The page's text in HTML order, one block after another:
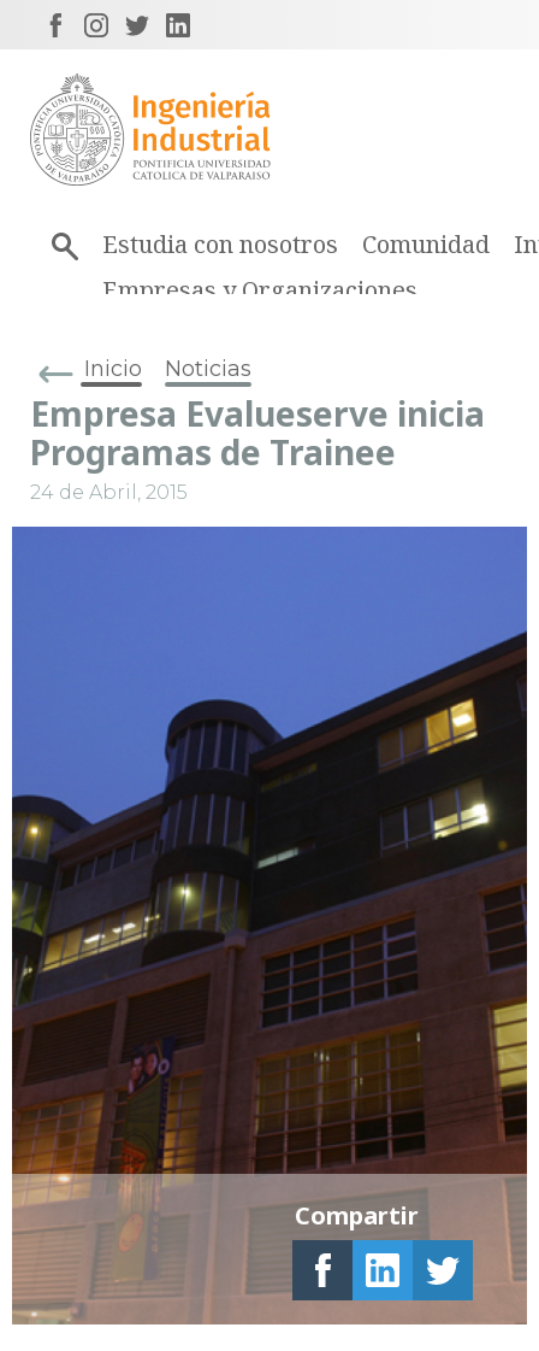
Estudia con nosotros Comunidad
Empresas y Organizaciones
Inicio Noticias
Empresa Evalueserve inicia
Programas de Trainee
24 de Abril, 2015
Compartir